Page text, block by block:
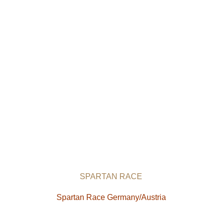
SPARTAN RACE
Spartan Race Germany/Austria